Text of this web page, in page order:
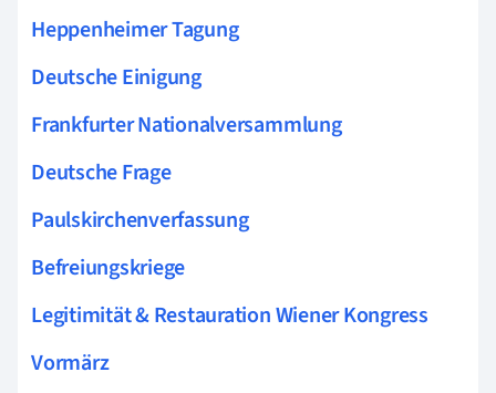
Heppenheimer Tagung
Deutsche Einigung
Frankfurter Nationalversammlung
Deutsche Frage
Paulskirchenverfassung
Befreiungskriege
Legitimität & Restauration Wiener Kongress
Vormärz